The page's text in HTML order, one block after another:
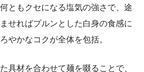
ともクセになる塩気の強さで、途
せればプルンとした白身の食感に
やかなコクが全体を包括。
具材を合わせて麺を啜ることで、